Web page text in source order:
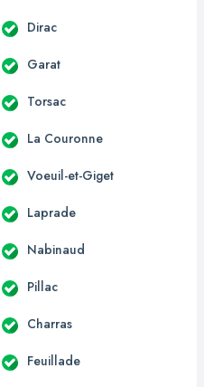
Dirac
Garat
Torsac
La Couronne
Voeuil-et-Giget
Laprade
Nabinaud
Pillac
Charras
Feuillade